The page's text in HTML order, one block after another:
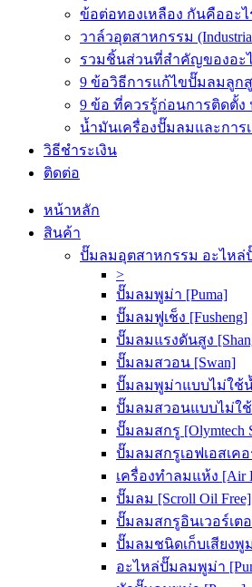
ข้อต่อทองเหลือง กันคืออะ
วาล์วอุตสาหกรรม
รวมชิ้นส่วนที่สำคัญของอะ
9 ข้อวิธีการแก้ไขปั๊มลมลูก
9 ข้อ ที่ควรรู้ก่อนการติดตั้ง
น้ำมันเครื่องปั๊มลมและการ
วิธีชำระเงิน
ติดต่อ
หน้าหลัก
สินค้า
ปั๊มลมอุตสาหกรรม อะไหล่ปั๊
>
ปั๊มลมพูม่า [Puma]
ปั๊มลมฟูเช็ง [Fusheng]
ปั๊มลมแรงดันสูง
ปั๊มลมสวอน [Swan]
ปั๊มลมพูม่าแบบไม่ใช้น้
ปั๊มลมสวอนแบบไม่ใช้
ปั๊มลมสกรู [Olymtech
ปั๊มลมสกรูเอฟเอสเคอ
เครื่องทำลมแห้ง [Air
ปั๊มลม [Scroll Oil Free]
ปั๊มลมสกรูอินเวอร์เตอ
ปั๊มลมชนิดเก็บเสียงพูม่
อะไหล่ปั๊มลมพูม่า